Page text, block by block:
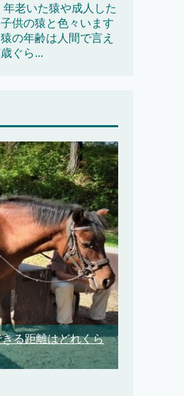
年老いた猿や成人した
供の猿と色々います
の年齢は人間で言え
ぐら...
る距離はどれくら